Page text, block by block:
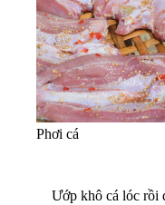
Phơi cá
Ướp khô cá lóc rồi